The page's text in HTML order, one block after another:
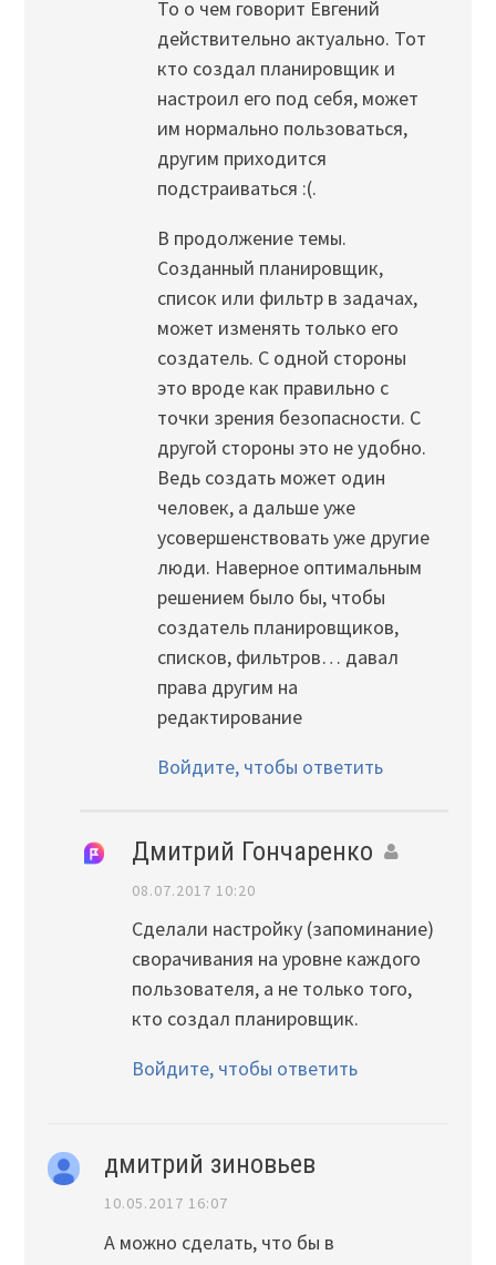
То о чем говорит Евгений
действительно актуально. Тот
кто создал планировщик и
настроил его под себя, может
им нормально пользоваться,
другим приходится
подстраиваться :(.
В продолжение темы.
Созданный планировщик,
список или фильтр в задачах,
может изменять только его
создатель. С одной стороны
это вроде как правильно с
точки зрения безопасности. С
другой стороны это не удобно.
Ведь создать может один
человек, а дальше уже
усовершенствовать уже другие
люди. Наверное оптимальным
решением было бы, чтобы
создатель планировщиков,
списков, фильтров… давал
права другим на
редактирование
Войдите, чтобы ответить
Дмитрий Гончаренко
08.07.2017 10:20
Сделали настройку (запоминание)
сворачивания на уровне каждого
пользователя, а не только того,
кто создал планировщик.
Войдите, чтобы ответить
дмитрий зиновьев
10.05.2017 16:07
А можно сделать, что бы в